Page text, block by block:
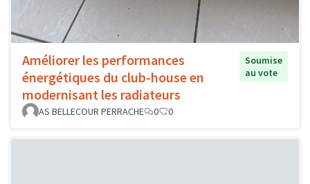
Améliorer les performances
énergétiques du club-house en
modernisant les radiateurs
Soumise
au vote
AS BELLECOUR PERRACHE 0 0